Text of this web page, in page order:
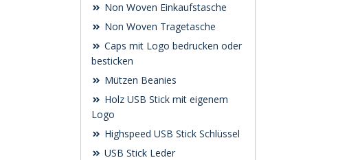
Non Woven Einkaufstasche
Non Woven Tragetasche
Caps mit Logo bedrucken oder
besticken
Mützen Beanies
Holz USB Stick mit eigenem
Logo
Highspeed USB Stick Schlüssel
USB Stick Leder